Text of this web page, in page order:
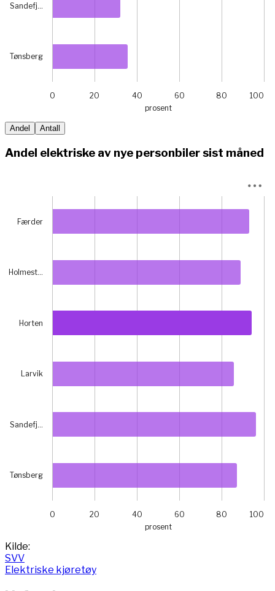
prosent
Sandefj…
Tønsberg
0 20 40 60 80 100
End of interactive chart.
Andel Antall
Andel elektriske av nye personbiler sist måned
View as data table, Chart
prosent
Færder
Holmest…
Horten
Larvik
Sandefj…
Tønsberg
0 20 40 60 80 100
End of interactive chart.
Kilde:
SVV
Elektriske kjøretøy